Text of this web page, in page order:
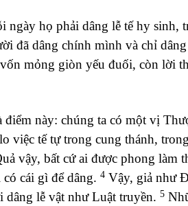
họ phải dâng lễ tế hy sinh,
đã dâng chính mình và chỉ
mỏng giòn yếu đuối, còn lời
này: chúng ta có một vị
việc tế tự trong cung thánh,
vậy, bất cứ ai được phong làm
cái gì để dâng. 4Vậy, giả như
lễ vật như Luật truyền. 5